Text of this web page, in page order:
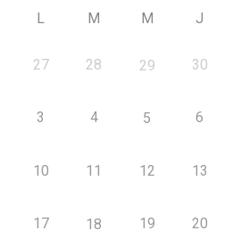
L M M J
27 28 29 30
3 4 5 6
10 11 12 13
17 18 19 20